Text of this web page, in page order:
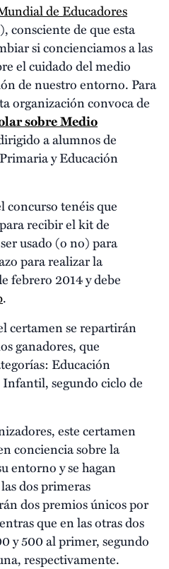
de Educadores
), consciente de que esta
si concienciamos a las
el cuidado del medio
de nuestro entorno. Para
organización convoca de
sobre Medio
a alumnos de
y Educación
concurso tenéis que
recibir el kit de
usado (o no) para
para realizar la
febrero 2014 y debe
.
certamen se repartirán
ganadores, que
Educación
segundo ciclo de
este certamen
conciencia sobre la
entorno y se hagan
dos primeras
dos premios únicos por
que en las otras dos
y 500 al primer, segundo
respectivamente.